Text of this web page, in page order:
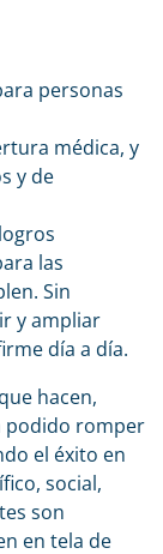
personas
médica, y
y de
las
Sin
y ampliar
día a día.
hacen,
podido romper
el éxito en
social,
son
en tela de